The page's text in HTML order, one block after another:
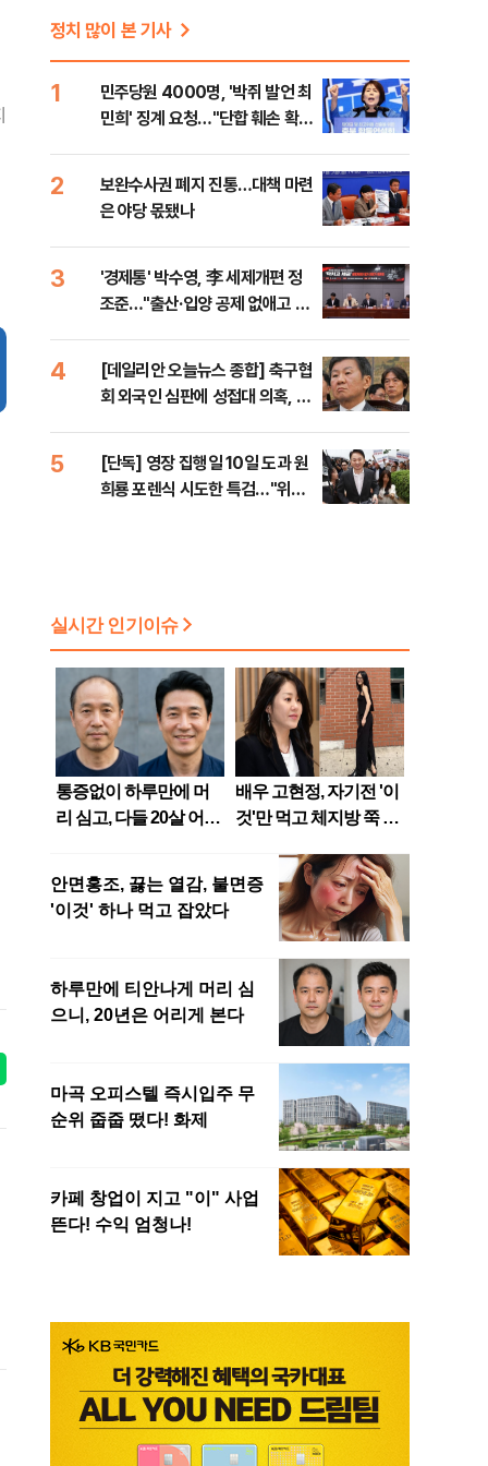
정치 많이 본 기사
1
민주당원 4000명, '박쥐 발언 최
민희' 징계 요청…"단합 훼손 확인
2
보완수사권 폐지 진통…대책 마련
은 야당 몫됐나
3
'경제통' 박수영, 李 세제개편 정
조준…"출산·입양 공제 없애고 세
4
[데일리안 오늘뉴스 종합] 축구협
회 외국인 심판에 성접대 의혹, 李
이닉스 프리마켓 시초가 논란 재
점화, 김민석 "과반 승리 가능성
5
[단독] 영장 집행일 10일 도과 원
희룡 포렌식 시도한 특검…"위법